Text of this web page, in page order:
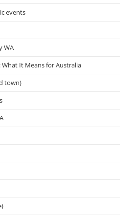
events
WA
What It Means for Australia
town)